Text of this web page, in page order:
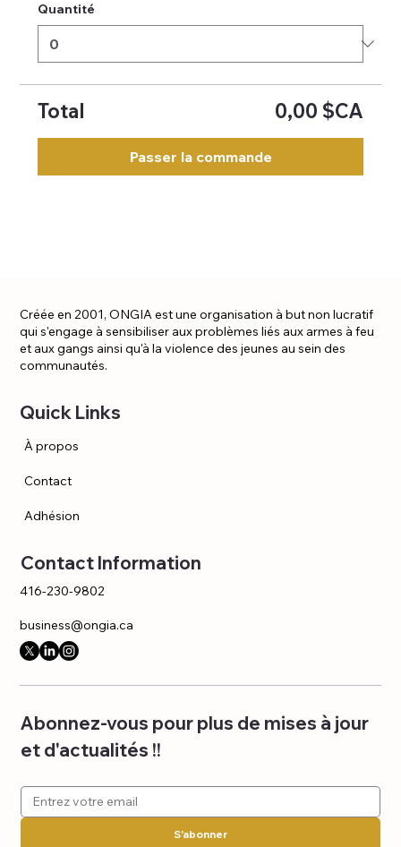
Quantité
Total 0,00 $CA
Passer la commande
Créée en 2001, ONGIA est une organisation à but non lucratif
qui s'engage à sensibiliser aux problèmes liés aux armes à feu
et aux gangs ainsi qu'à la violence des jeunes au sein des
communautés.
Quick Links
À propos
Contact
Adhésion
Contact Information
416-230-9802
business@ongia.ca
Abonnez-vous pour plus de mises à jour
et d'actualités !!
S'abonner